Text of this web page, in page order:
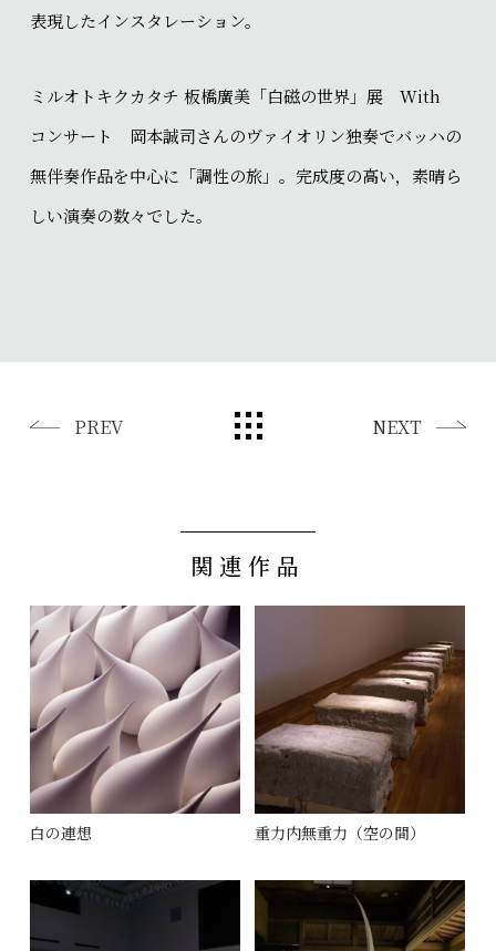
表現したインスタレーション。
ミルオトキクカタチ 板橋廣美「白磁の世界」展 With
コンサート 岡本誠司さんのヴァイオリン独奏でバッハの
無伴奏作品を中心に「調性の旅」。完成度の高い，素晴ら
しい演奏の数々でした。
PREV NEXT
関連作品
白の連想 重力内無重力（空の間）